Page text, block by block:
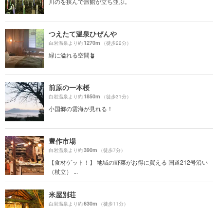
つえたて温泉ひぜんや
白岩温泉より約1270m （徒歩22分）
緑に溢れる空間🪴
前原の一本桜
白岩温泉より約1850m （徒歩31分）
小国郷の雲海が見れる！
豊作市場
白岩温泉より約390m （徒歩7分）
【食材ゲット！】 地域の野菜がお得に買える 国道212号沿い
（杖立） ...
米屋別荘
白岩温泉より約630m （徒歩11分）